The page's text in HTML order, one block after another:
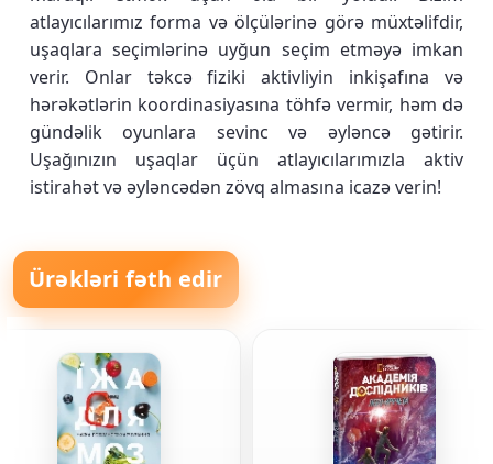
atlayıcılarımız forma və ölçülərinə görə müxtəlifdir,
uşaqlara seçimlərinə uyğun seçim etməyə imkan
verir. Onlar təkcə fiziki aktivliyin inkişafına və
hərəkətlərin koordinasiyasına töhfə vermir, həm də
gündəlik oyunlara sevinc və əyləncə gətirir.
Uşağınızın uşaqlar üçün atlayıcılarımızla aktiv
istirahət və əyləncədən zövq almasına icazə verin!
Ürəkləri fəth edir